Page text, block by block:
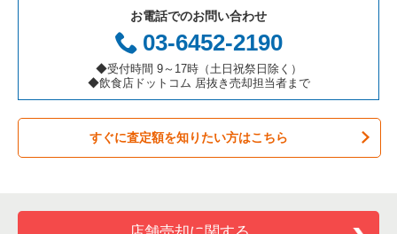
お弁当・惣菜・デリの居抜き売却物件の案件一覧
カラオケ・パブ・スナックの居抜き売却物件の案件一覧
バーの居抜き売却物件の案件一覧
居酒屋・ダイニングバーの居抜き売却物件の案件一覧
三重県の飲食店の居抜き売却物件の案件一覧
習志野市の飲食店の居抜き売却物件の案件一覧
千葉市美浜区の飲食店の居抜き売却物件の案件一覧
佐倉市の飲食店の居抜き売却物件の案件一覧
四街道市の飲食店の居抜き売却物件の案件一覧
千葉県のアジア料理の居抜き売却物件の案件一覧
千葉県のカフェの居抜き売却物件の案件一覧
千葉県のテイクアウトの居抜き売却物件の案件一覧
千葉県のお弁当・惣菜・デリの居抜き売却物件の案件一覧
柏駅の居酒屋・ダイニングバーの居抜き売却物件の案件一覧
柏駅の和食の居抜き売却物件の案件一覧
柏駅のその他の居抜き売却物件の案件一覧
お電話でのお問い合わせ
03-6452-2190
◆受付時間 9～17時（土日祝祭日除く）
◆飲食店ドットコム 居抜き売却担当者まで
すぐに査定額を知りたい方はこちら